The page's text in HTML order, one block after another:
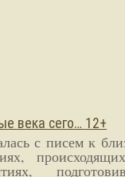
века сего… 12+
с писем к